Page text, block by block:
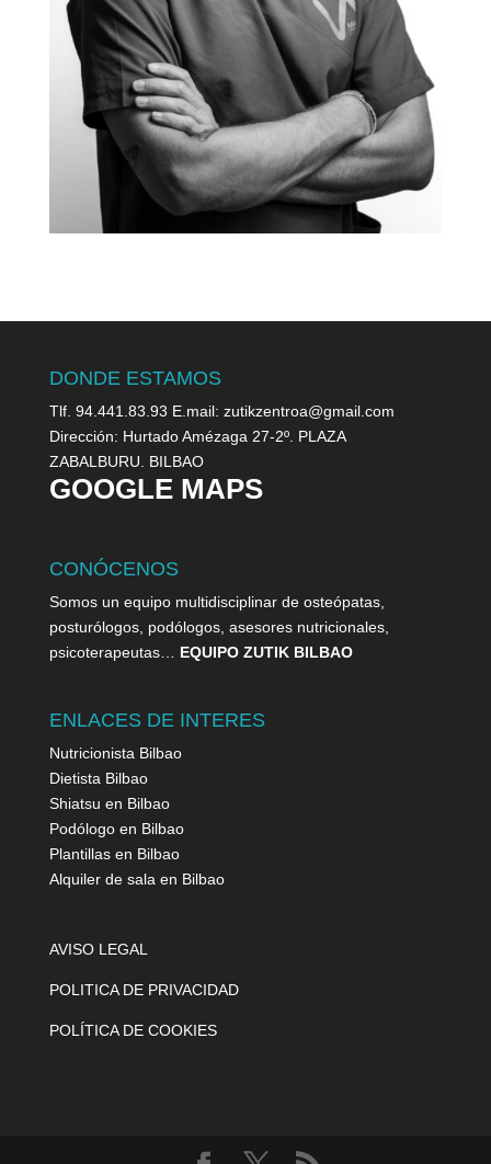
DONDE ESTAMOS
Tlf. 94.441.83.93 E.mail: zutikzentroa@gmail.com
Dirección: Hurtado Amézaga 27-2º. PLAZA
ZABALBURU. BILBAO
GOOGLE MAPS
CONÓCENOS
Somos un equipo multidisciplinar de osteópatas,
posturólogos, podólogos, asesores nutricionales,
psicoterapeutas… EQUIPO ZUTIK BILBAO
ENLACES DE INTERES
Nutricionista Bilbao
Dietista Bilbao
Shiatsu en Bilbao
Podólogo en Bilbao
Plantillas en Bilbao
Alquiler de sala en Bilbao
AVISO LEGAL
POLITICA DE PRIVACIDAD
POLÍTICA DE COOKIES